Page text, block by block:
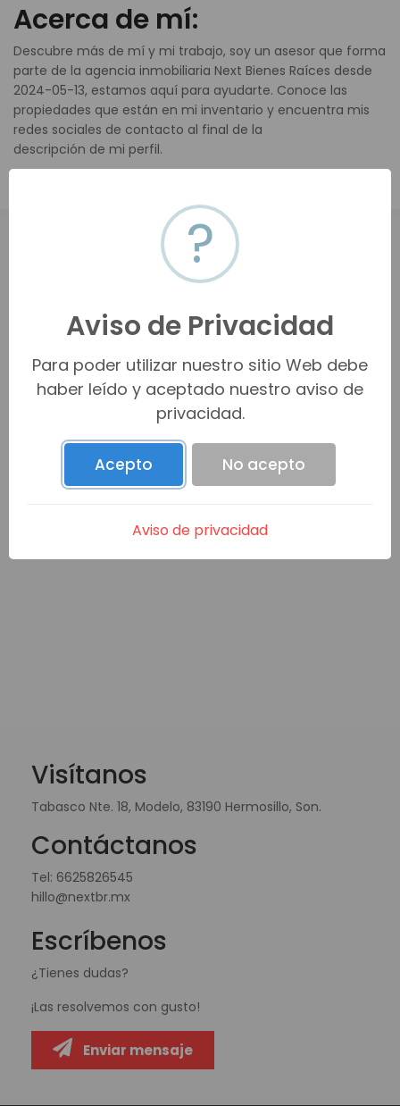
Acerca de mí:
Descubre más de mí y mi trabajo, soy un asesor que forma
parte de la agencia inmobiliaria Next Bienes Raíces desde
2024-05-13, estamos aquí para ayudarte. Conoce las
propiedades que están en mi inventario y encuentra mis
redes sociales de contacto al final de la
descripción de mi perfil.
Venta (0)
Visítanos
Tabasco Nte. 18, Modelo, 83190 Hermosillo, Son.
Contáctanos
Tel: 6625826545
hillo@nextbr.mx
Escríbenos
¿Tienes dudas?
¡Las resolvemos con gusto!
Enviar mensaje
?
Aviso de Privacidad
Para poder utilizar nuestro sitio Web debe
haber leído y aceptado nuestro aviso de
privacidad.
Acepto No acepto
Aviso de privacidad